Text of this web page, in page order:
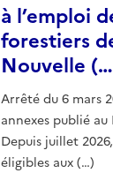
à l’emploi
forestiers
Nouvelle
Arrêté du 6 mars
annexes publié au
Depuis juillet
éligibles aux (…)